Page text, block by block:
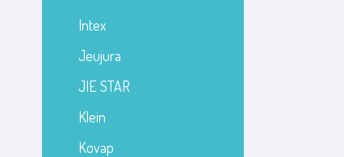
Intex
Jeujura
JIE STAR
Klein
Kovap